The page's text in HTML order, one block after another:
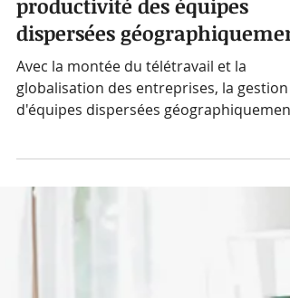
Comment gérer la
productivité des équipes
dispersées
Avec la montée du télétravail et la
globalisation des entreprises, la gestion